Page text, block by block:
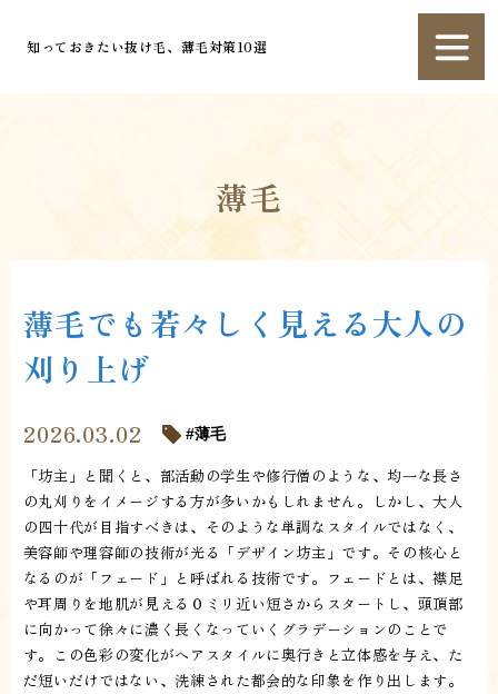
知っておきたい抜け毛、薄毛対策10選
薄毛
薄毛でも若々しく見える大人の
刈り上げ
2026.03.02 薄毛
「坊主」と聞くと、部活動の学生や修行僧のような、均一な長さ
の丸刈りをイメージする方が多いかもしれません。しかし、大人
の四十代が目指すべきは、そのような単調なスタイルではなく、
美容師や理容師の技術が光る「デザイン坊主」です。その核心と
なるのが「フェード」と呼ばれる技術です。フェードとは、襟足
や耳周りを地肌が見える０ミリ近い短さからスタートし、頭頂部
に向かって徐々に濃く長くなっていくグラデーションのことで
す。この色彩の変化がヘアスタイルに奥行きと立体感を与え、た
だ短いだけではない、洗練された都会的な印象を作り出します。